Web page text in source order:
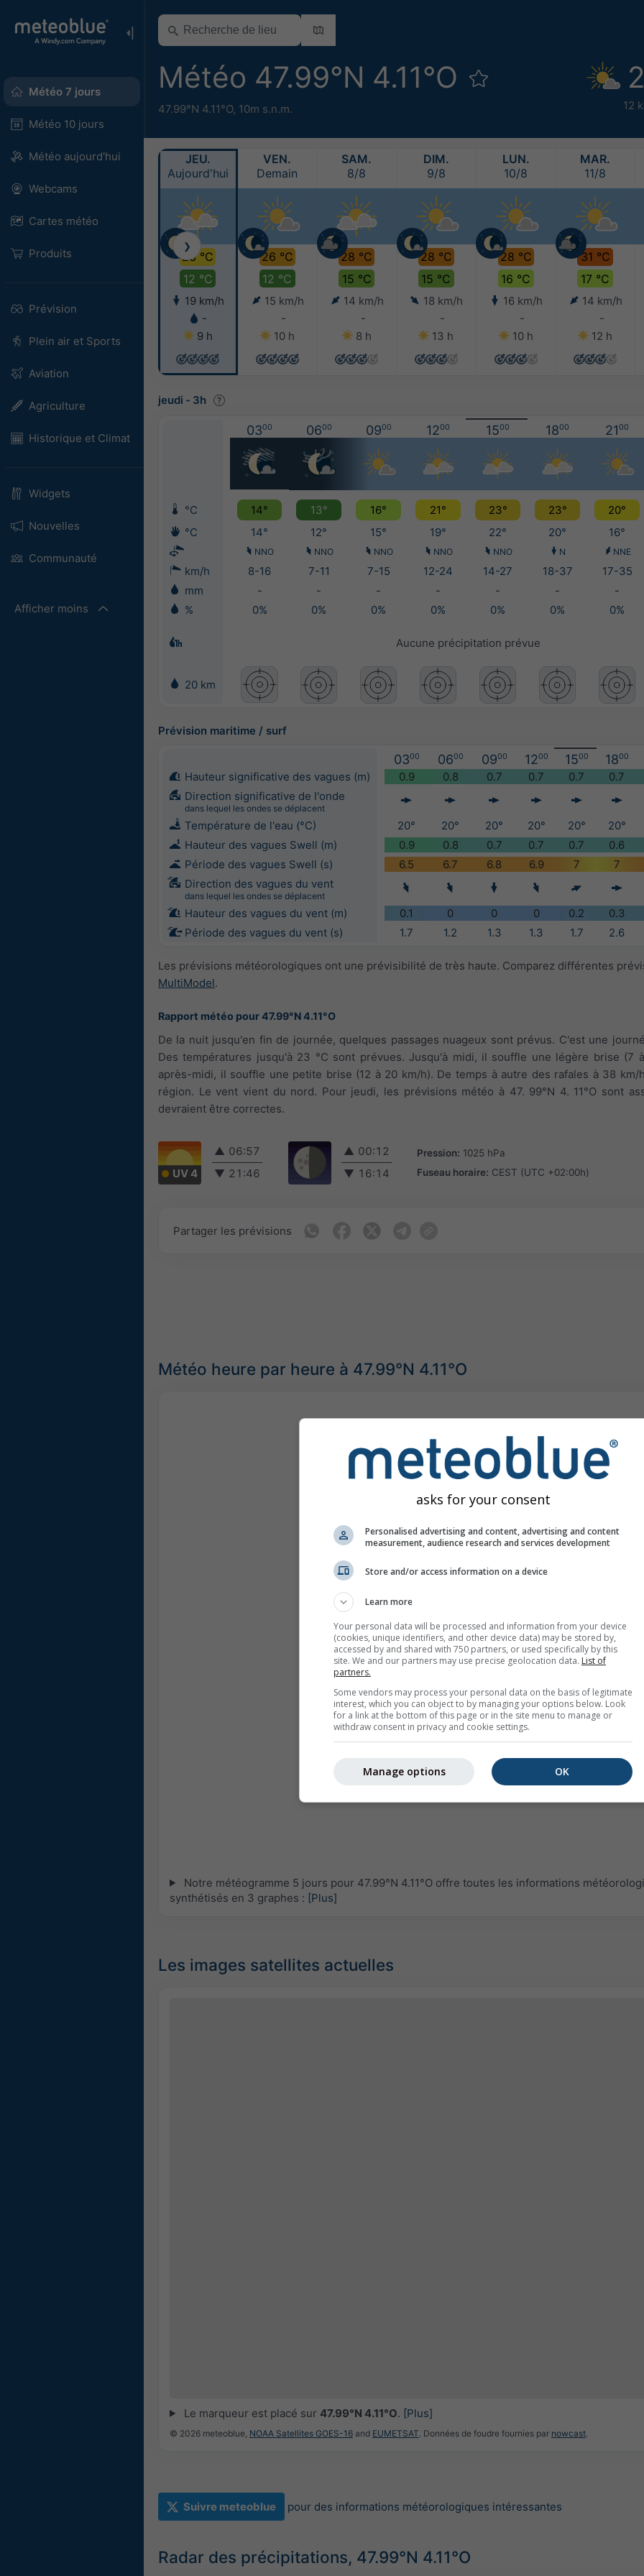
Météo 7 jours
Météo 10 jours
Météo aujourd'hui
Webcams
Cartes météo
Produits
Prévision
Plein air et Sports
Aviation
Agriculture
Historique et Climat
Widgets
Nouvelles
Communauté
Afficher moins
Météo 47.99°N 4.11°O
47.99°N 4.11°O, 10m s.n.m. 12
JEU.
Aujourd'hui
23 °C
12 °C
19 km/h
-
9 h
VEN.
Demain
26 °C
12 °C
15 km/h
-
10 h
SAM.
8/8
28 °C
15 °C
14 km/h
-
8 h
DIM.
9/8
28 °C
15 °C
18 km/h
-
13 h
LUN.
10/8
28 °C
16 °C
16 km/h
-
10 h
MAR.
11/8
31 °C
17 °C
14 km/h
-
12 h
❯
jeudi - 3h
0300 0600 0900 1200 1500 1800 2100
°C 14° 13° 16° 21° 23° 23° 20°
°C
14° 12° 15° 19° 22° 20° 16°
NNO NNO NNO NNO NNO N NNE
km/h 8-16 7-11 7-15 12-24 14-27 18-37 17-35
mm
- - - - - - -
%
0% 0% 0% 0% 0% 0% 0%
Aucune précipitation prévue
20 km
Prévision maritime / surf
0300 0600 0900 1200 1500 1800
Hauteur significative des vagues (m) 0.9 0.8 0.7 0.7 0.7 0.7
Direction significative de l'onde
dans lequel les ondes se déplacent
Température de l'eau (°C) 20° 20° 20° 20° 20° 20°
Hauteur des vagues Swell (m)
0.9 0.8 0.7 0.7 0.7 0.6
Période des vagues Swell (s)
6.5 6.7 6.8 6.9 7 7
Direction des vagues du vent
dans lequel les ondes se déplacent
Hauteur des vagues du vent (m) 0.1 0 0 0 0.2 0.3
Période des vagues du vent (s)
1.7 1.2 1.3 1.3 1.7 2.6
Les prévisions météorologiques ont une prévisibilité de très haute. Comparez différentes
MultiModel.
Rapport météo pour 47.99°N 4.11°O
De la nuit jusqu'en fin de journée, quelques passages nuageux sont prévus. C'est une
Des températures jusqu'à 23 °C sont prévues. Jusqu'à midi, il souffle une légère brise (7
après-midi, il souffle une petite brise (12 à 20 km/h). De temps à autre des rafales à 38 km/
région. Le vent vient du nord. Pour jeudi, les prévisions météo à 47. 99°N 4. 11°O sont
devraient être correctes.
UV 4
▲ 06:57
▼ 21:46
▲ 00:12
▼ 16:14
Pression: 1025 hPa
Fuseau horaire: CEST (UTC +02:00h)
Partager les prévisions
Météo heure par heure à 47.99°N 4.11°O
Notre météogramme 5 jours pour 47.99°N 4.11°O offre toutes les informations
synthétisés en 3 graphes : [Plus]
Les images satellites actuelles
Le marqueur est placé sur 47.99°N 4.11°O. [Plus]
© 2026 meteoblue, NOAA Satellites GOES-16 and EUMETSAT. Données de foudre fournies par nowcast.
Suivre meteoblue pour des informations météorologiques intéressantes
Radar des précipitations, 47.99°N 4.11°O
asks for your consent
Personalised advertising and content, advertising and content
measurement, audience research and services development
Store and/or access information on a device
Learn more
Your personal data will be processed and information from your device
(cookies, unique identifiers, and other device data) may be stored by,
accessed by and shared with 750 partners, or used specifically by this
site. We and our partners may use precise geolocation data. List of
partners.
Some vendors may process your personal data on the basis of legitimate
interest, which you can object to by managing your options below. Look
for a link at the bottom of this page or in the site menu to manage or
withdraw consent in privacy and cookie settings.
OK
Manage options